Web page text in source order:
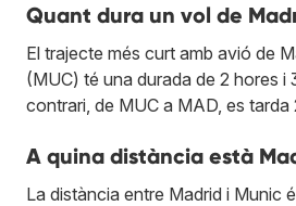
Quant dura un vol de
El trajecte més curt amb avió de
(MUC) té una durada de 2 hores i
contrari, de MUC a MAD, es tarda
A quina distància està
La distància entre Madrid i Munic